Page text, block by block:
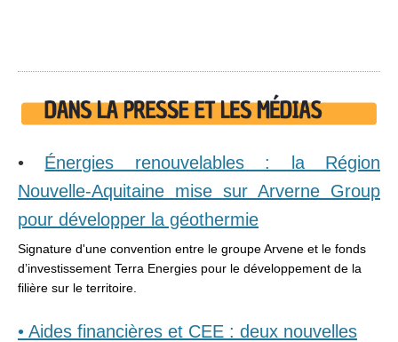
• Énergies renouvelables : la Région
Nouvelle-Aquitaine mise sur Arverne Group
pour développer la géothermie
Signature d'une convention entre le groupe Arvene et le fonds
d’investissement Terra Energies pour le développement de la
filière sur le territoire.
• Aides financières et CEE : deux nouvelles